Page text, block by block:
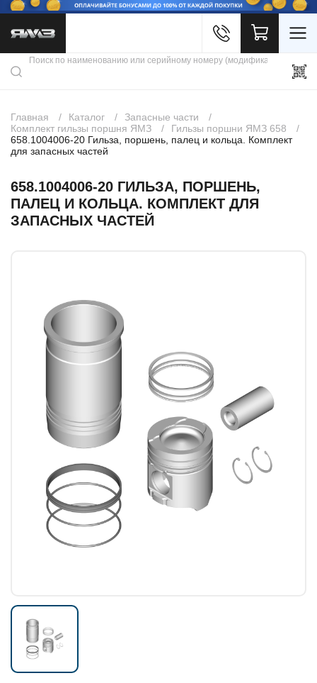
Каталог продукции
Скидки
Контакты
Главная Каталог
Запасные части
Комплект гильзы поршня ЯМЗ
Гильзы поршни ЯМЗ 658
658.1004006-20 Гильза, поршень, палец и кольца. Комплект
для запасных частей
658.1004006-20 ГИЛЬЗА, ПОРШЕНЬ,
ПАЛЕЦ И КОЛЬЦА. КОМПЛЕКТ ДЛЯ
ЗАПАСНЫХ ЧАСТЕЙ